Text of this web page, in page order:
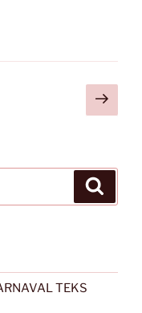
Next
page
TEKS